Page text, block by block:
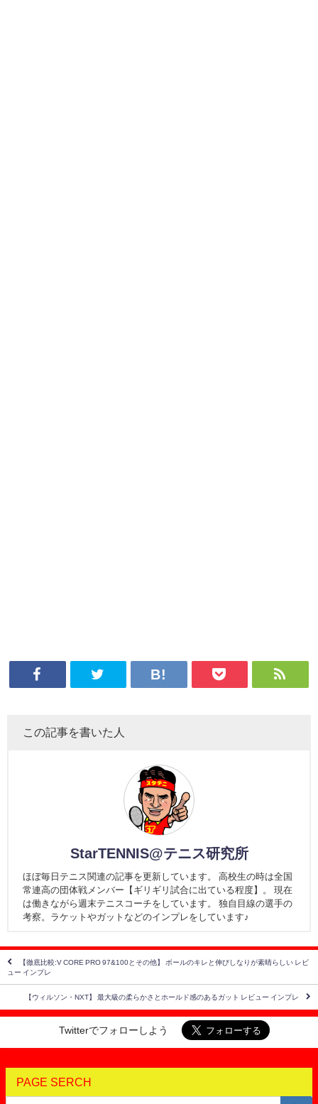
この記事を書いた人
StarTENNIS@テニス研究所
ほぼ毎日テニス関連の記事を更新しています。 高校生の時は全国
常連高の団体戦メンバー【ギリギリ試合に出ている程度】。 現在
は働きながら週末テニスコーチをしています。 独自目線の選手の
考察。ラケットやガットなどのインプレをしています♪
【徹底比較:V CORE PRO 97&100とその他】 ボールのキレと伸びしなりが素晴らしい レビ
ュー インプレ
【ウィルソン・NXT】 最大級の柔らかさとホールド感のあるガット レビュー インプレ
Twitterでフォローしよう
PAGE SERCH